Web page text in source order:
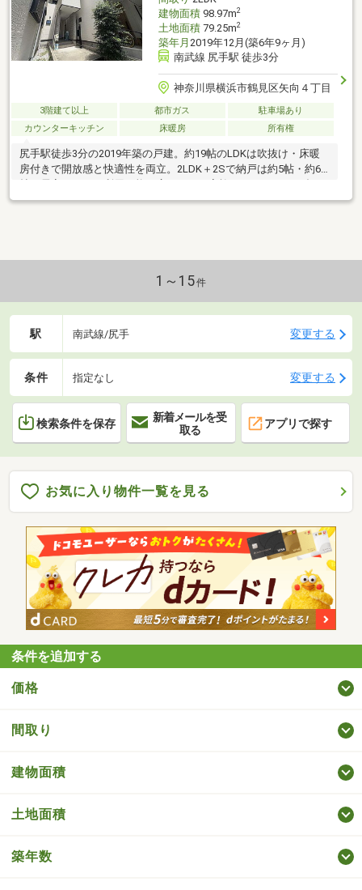
建物面積98.97m2
土地面積79.25m2
築年月 2019年12月(築6年9ヶ月)
南武線 尻手駅 徒歩3分
神奈川県横浜市鶴見区矢向４丁目
3階建て以上 都市ガス
駐車場あり
カウンターキッチン
床暖房 所有権
尻手駅徒歩3分の2019年築の戸建。約19帖のLDKは吹抜け・床暖
房付きで開放感と快適性を両立。2LDK＋2Sで納戸は約5帖・約6
帖で居室としても利用可能の広さで、ご家族におすすめの一邸で
す。
1～15件
駅 南武線/尻手 変更する
条件 指定なし 変更する
検索条件を保存
新着メールを受
取る
アプリで探す
お気に入り物件一覧を見る
条件を追加する
価格
間取り
建物面積
土地面積
築年数